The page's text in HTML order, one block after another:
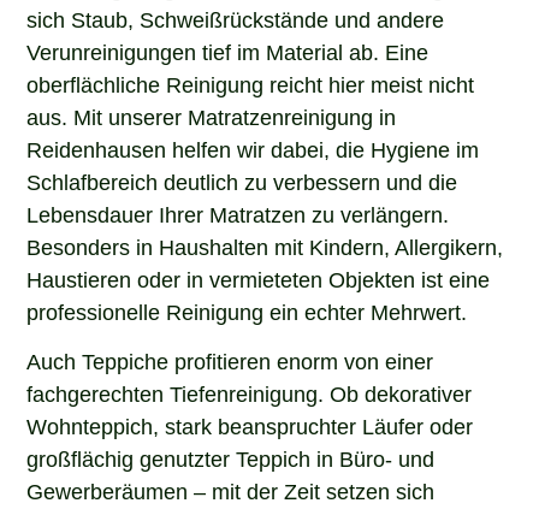
sich Staub, Schweißrückstände und andere
Verunreinigungen tief im Material ab. Eine
oberflächliche Reinigung reicht hier meist nicht
aus. Mit unserer Matratzenreinigung in
Reidenhausen helfen wir dabei, die Hygiene im
Schlafbereich deutlich zu verbessern und die
Lebensdauer Ihrer Matratzen zu verlängern.
Besonders in Haushalten mit Kindern, Allergikern,
Haustieren oder in vermieteten Objekten ist eine
professionelle Reinigung ein echter Mehrwert.
Auch Teppiche profitieren enorm von einer
fachgerechten Tiefenreinigung. Ob dekorativer
Wohnteppich, stark beanspruchter Läufer oder
großflächig genutzter Teppich in Büro- und
Gewerberäumen – mit der Zeit setzen sich